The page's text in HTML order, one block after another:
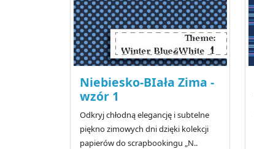
Niebiesko-BIała Zima -
wzór 1
Odkryj chłodną elegancję i subtelne
piękno zimowych dni dzięki kolekcji
papierów do scrapbookingu „N..